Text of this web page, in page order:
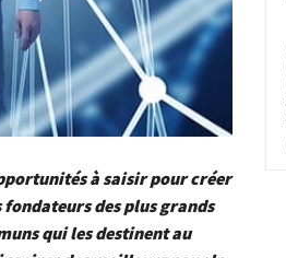
à saisir pour créer
des plus grands
qui les destinent au